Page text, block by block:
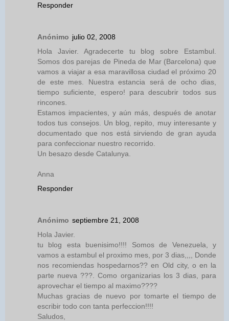
Responder
Anónimo julio 02, 2008
Hola Javier. Agradecerte tu blog sobre Estambul.
Somos dos parejas de Pineda de Mar (Barcelona) que
vamos a viajar a esa maravillosa ciudad el próximo 20
de este mes. Nuestra estancia será de ocho dias,
tiempo suficiente, espero! para descubrir todos sus
rincones.
Estamos impacientes, y aún más, después de anotar
todos tus consejos. Un blog, repito, muy interesante y
documentado que nos está sirviendo de gran ayuda
para confeccionar nuestro recorrido.
Un besazo desde Catalunya.
Anna
Responder
Anónimo septiembre 21, 2008
Hola Javier.
tu blog esta buenisimo!!!! Somos de Venezuela, y
vamos a estambul el proximo mes, por 3 dias,,,, Donde
nos recomiendas hospedarnos?? en Old city, o en la
parte nueva ???. Como organizarias los 3 dias, para
aprovechar el tiempo al maximo????
Muchas gracias de nuevo por tomarte el tiempo de
escribir todo con tanta perfeccion!!!!
Saludos,